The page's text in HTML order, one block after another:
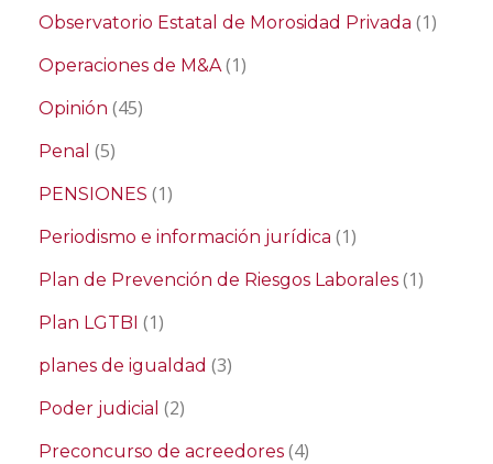
Observatorio Estatal de Morosidad Privada (1)
Operaciones de M&A(1)
Opinión (45)
Penal (5)
PENSIONES (1)
Periodismo e información jurídica (1)
Plan de Prevención de Riesgos Laborales (1)
Plan LGTBI (1)
planes de igualdad (3)
Poder judicial (2)
Preconcurso de acreedores (4)